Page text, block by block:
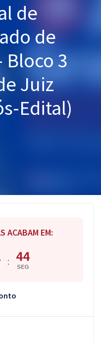
de
de
Bloco 3
Juiz
Edital)
ACABAM EM:
: 43
SEG